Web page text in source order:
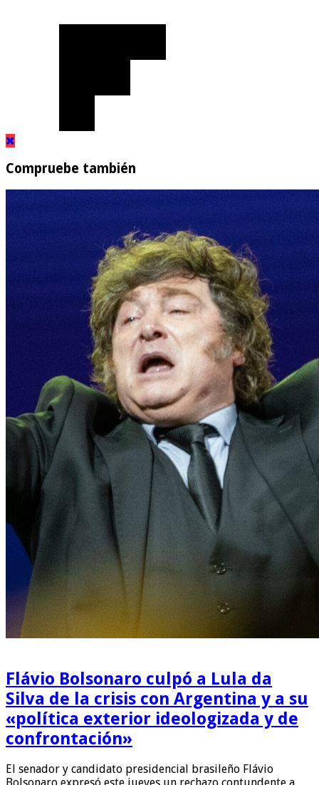
Compruebe también
Flávio Bolsonaro culpó a Lula da
Silva de la crisis con Argentina y a su
«política exterior ideologizada y de
confrontación»
El senador y candidato presidencial brasileño Flávio